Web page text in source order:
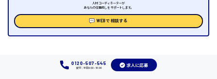
福山市
時給1000円～
人材コーディネーターが
あなたの仕事探しをサポートします。
WEBで相談する
0120-507-545
受付：平日9:00 - 18:00
求人に応募